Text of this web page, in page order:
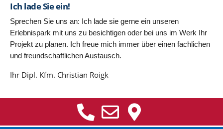
Ich lade Sie ein!
Sprechen Sie uns an: Ich lade sie gerne ein unseren
Erlebnispark mit uns zu besichtigen oder bei uns im Werk Ihr
Projekt zu planen. Ich freue mich immer über einen fachlichen
und freundschaftlichen Austausch.
Ihr Dipl. Kfm. Christian Roigk